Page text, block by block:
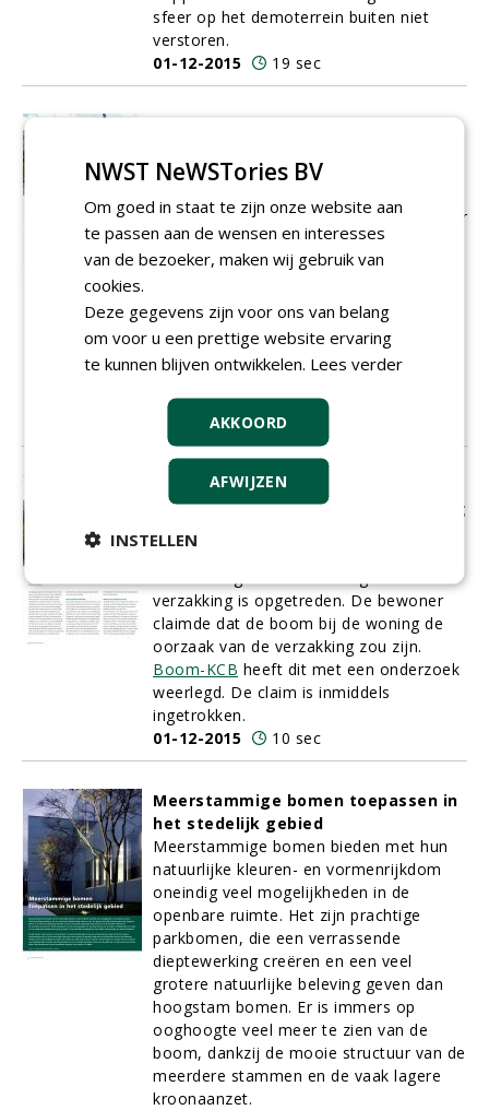
sfeer op het demoterrein buiten niet
verstoren.
01-12-2015
19 sec
Op9 mei 2015 is de Paleisbrug in 's-
geopend. Het viaduct (een brug gaat over
water) is een ontwerpvan Mels Crouwel
en is aangeplant volgens een
Verhagen, Günther Rutten en Jaap Smit
vanCobraadviseurs hebben tijdens de
voorbereidings- en uitvoeringsfase
intensief samengewerkt met
opdrachtgever en opdrachtnemers.
01-12-2015
13 sec
Zomereik gaat vrijuit na
beschuldiging van woningverzakking
Nabij het dorp Peize in de gemeente
verzakking is opgetreden. De bewoner
claimde dat de boom bij de woning de
oorzaak van de verzakking zou zijn.
Boom-KCB heeft dit met een onderzoek
weerlegd. De claim is inmiddels
ingetrokken.
01-12-2015
10 sec
Meerstammige bomen toepassen in
het stedelijk gebied
Meerstammige bomen bieden met hun
natuurlijke kleuren- en vormenrijkdom
oneindig veel mogelijkheden in de
openbare ruimte. Het zijn prachtige
parkbomen, die een verrassende
dieptewerking creëren en een veel
grotere natuurlijke beleving geven dan
hoogstam bomen. Er is immers op
ooghoogte veel meer te zien van de
boom, dankzij de mooie structuur van de
meerdere stammen en de vaak lagere
kroonaanzet.
NWST NeWSTories BV
Om goed in staat te zijn onze website aan
te passen aan de wensen en interesses
van de bezoeker, maken wij gebruik van
cookies.
Deze gegevens zijn voor ons van belang
om voor u een prettige website ervaring
te kunnen blijven ontwikkelen. Lees verder
AKKOORD
AFWIJZEN
INSTELLEN